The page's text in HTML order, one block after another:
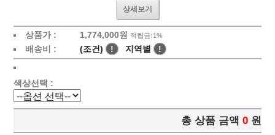
상세보기
상품가 : 1,774,000원 적립금:1%
배송비 : (조건) ! 지역별 !
색상선택 :
총 상품 금액 0 원